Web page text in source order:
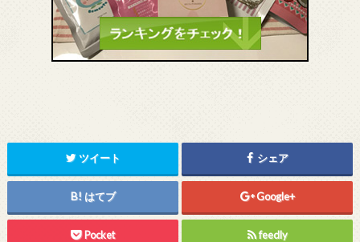
ツイート シェア
はてブ Google+
Pocket feedly